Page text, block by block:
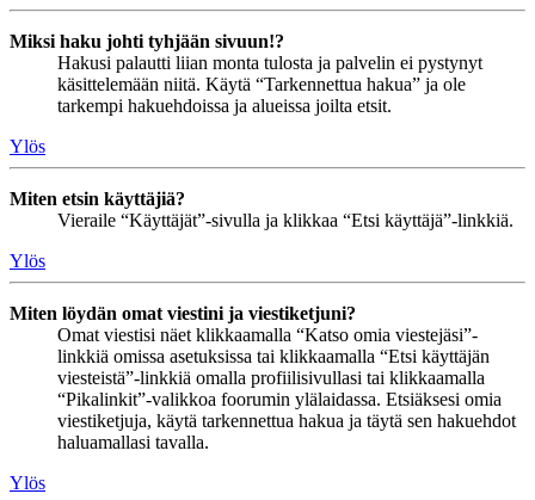
Miksi haku johti tyhjään sivuun!?
Hakusi palautti liian monta tulosta ja palvelin ei pystynyt
käsittelemään niitä. Käytä “Tarkennettua hakua” ja ole
tarkempi hakuehdoissa ja alueissa joilta etsit.
Ylös
Miten etsin käyttäjiä?
Vieraile “Käyttäjät”-sivulla ja klikkaa “Etsi käyttäjä”-linkkiä.
Ylös
Miten löydän omat viestini ja viestiketjuni?
Omat viestisi näet klikkaamalla “Katso omia viestejäsi”-
linkkiä omissa asetuksissa tai klikkaamalla “Etsi käyttäjän
viesteistä”-linkkiä omalla profiilisivullasi tai klikkaamalla
“Pikalinkit”-valikkoa foorumin ylälaidassa. Etsiäksesi omia
viestiketjuja, käytä tarkennettua hakua ja täytä sen hakuehdot
haluamallasi tavalla.
Ylös